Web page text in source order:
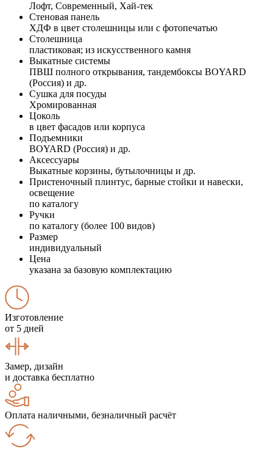
Лофт, Современный, Хай-тек
Стеновая панель
ХДФ в цвет столешницы или с фотопечатью
Столешница
пластиковая; из искусственного камня
Выкатные системы
ПВШ полного открывания, тандембоксы BOYARD
(Россия) и др.
Сушка для посуды
Хромированная
Цоколь
в цвет фасадов или корпуса
Подъемники
BOYARD (Россия) и др.
Аксессуары
Выкатные корзины, бутылочницы и др.
Пристеночный плинтус, барные стойки и навески,
освещение
по каталогу
Ручки
по каталогу (более 100 видов)
Размер
индивидуальный
Цена
указана за базовую комплектацию
Изготовление
от 5 дней
Замер, дизайн
и доставка бесплатно
Оплата наличными, безналичный расчёт